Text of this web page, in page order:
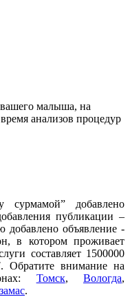
малыша, на
анализов процедур
сурмамой” добавлено
публикации –
добавлено объявление -
в котором проживает
составляет 1500000
Обратите внимание на
Томск,Вологда,
.